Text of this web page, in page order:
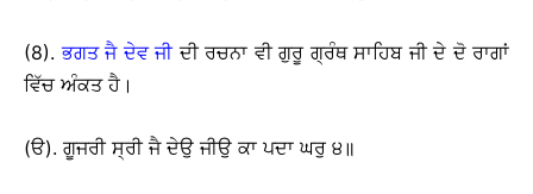
(8).ਭਗਤ ਜੈ ਦੇਵ ਜੀਦੀ ਰਚਨਾ ਵੀ ਗੁਰੂ ਗ੍ਰੰਥ ਸਾਹਿਬ ਜੀ ਦੇ ਦੋ ਰਾਗਾਂ
ਵਿੱਚ ਅੰਕਤ ਹੈ।
(ੳ). ਗੂਜਰੀ ਸ੍ਰੀ ਜੈ ਦੇਉ ਜੀਉ ਕਾ ਪਦਾ ਘਰੁ ੪॥